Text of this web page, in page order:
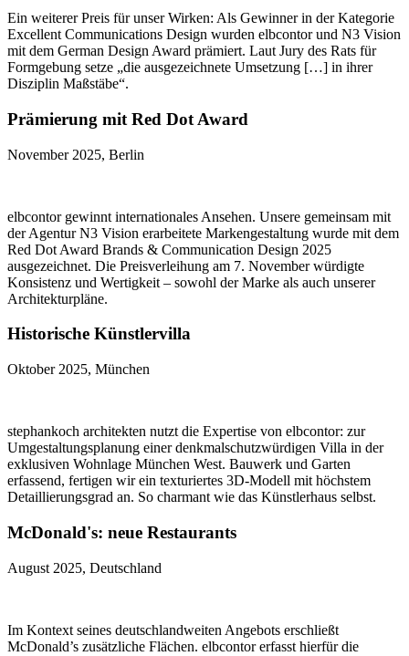
Ein weiterer Preis für unser Wirken: Als Gewinner in der Kategorie
Excellent Communications Design wurden elbcontor und N3 Vision
mit dem German Design Award prämiert. Laut Jury des Rats für
Formgebung setze „die ausgezeichnete Umsetzung […] in ihrer
Disziplin Maßstäbe“.
Prämierung mit Red Dot Award
November 2025, Berlin
elbcontor gewinnt internationales Ansehen. Unsere gemeinsam mit
der Agentur N3 Vision erarbeitete Markengestaltung wurde mit dem
Red Dot Award Brands & Communication Design 2025
ausgezeichnet. Die Preisverleihung am 7. November würdigte
Konsistenz und Wertigkeit – sowohl der Marke als auch unserer
Architekturpläne.
Historische Künstlervilla
Oktober 2025, München
stephankoch architekten nutzt die Expertise von elbcontor: zur
Umgestaltungsplanung einer denkmalschutzwürdigen Villa in der
exklusiven Wohnlage München West. Bauwerk und Garten
erfassend, fertigen wir ein texturiertes 3D-Modell mit höchstem
Detaillierungsgrad an. So charmant wie das Künstlerhaus selbst.
McDonald's: neue Restaurants
August 2025, Deutschland
Im Kontext seines deutschlandweiten Angebots erschließt
McDonald’s zusätzliche Flächen. elbcontor erfasst hierfür die